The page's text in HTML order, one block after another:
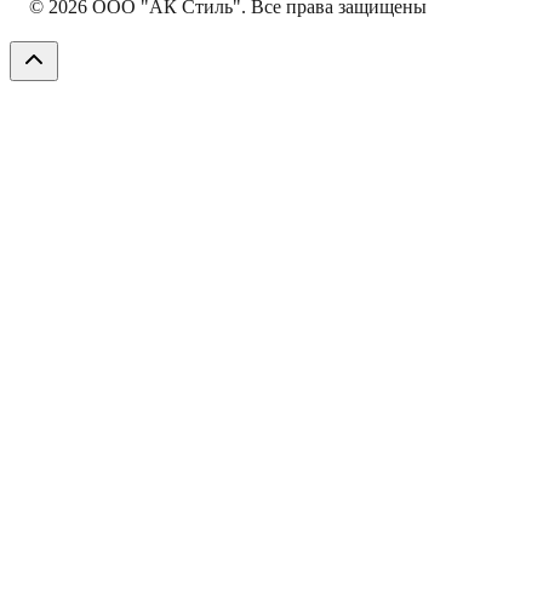
© 2026 ООО "АК Стиль". Все права защищены